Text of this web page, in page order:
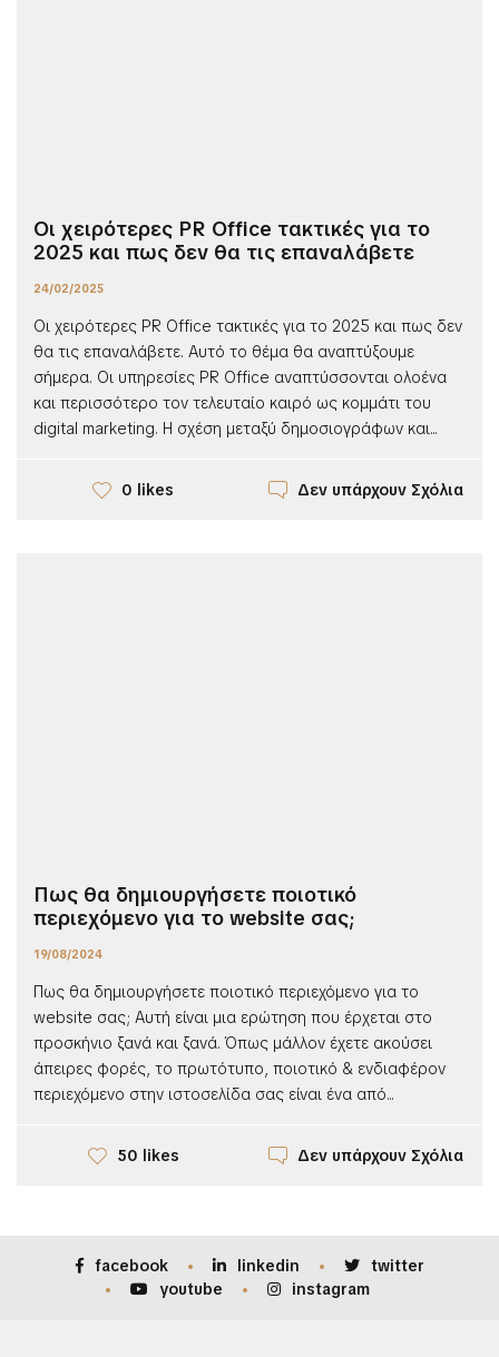
Οι χειρότερες PR Office τακτικές για το
2025 και πως δεν θα τις επαναλάβετε
24/02/2025
Οι χειρότερες PR Office τακτικές για το 2025 και πως δεν
θα τις επαναλάβετε. Αυτό το θέμα θα αναπτύξουμε
σήμερα. Οι υπηρεσίες PR Office αναπτύσσονται ολοένα
και περισσότερο τον τελευταίο καιρό ως κομμάτι του
digital marketing. Η σχέση μεταξύ δημοσιογράφων και...
0 likes Δεν υπάρχουν Σχόλια
Πως θα δημιουργήσετε ποιοτικό
περιεχόμενο για το website σας;
19/08/2024
Πως θα δημιουργήσετε ποιοτικό περιεχόμενο για το
website σας; Αυτή είναι μια ερώτηση που έρχεται στο
προσκήνιο ξανά και ξανά. Όπως μάλλον έχετε ακούσει
άπειρες φορές, το πρωτότυπο, ποιοτικό & ενδιαφέρον
περιεχόμενο στην ιστοσελίδα σας είναι ένα από...
50 likes Δεν υπάρχουν Σχόλια
facebook linkedin
twitter
youtube
instagram